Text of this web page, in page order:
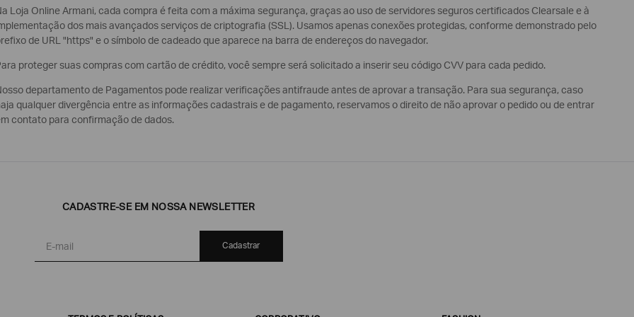
Loja Online Armani, cada compra é feita com a máxima segurança, graças ao uso de servidores seguros certificados Clearsale e à
dos mais avançados serviços de criptografia (SSL). Usamos apenas conexões protegidas, conforme demonstrado pelo
de URL "https" e o símbolo de cadeado que aparece na barra de endereços do navegador.
proteger suas compras com cartão de crédito, você sempre será solicitado a inserir seu código CVV para cada pedido.
departamento de Pagamentos pode realizar verificações antifraude antes de aprovar a transação. Para sua segurança, caso
qualquer divergência entre as informações cadastrais e de pagamento, reservamos o direito de não aprovar o pedido ou de entrar
contato para confirmação de dados.
CADASTRE-SE EM NOSSA NEWSLETTER
Cadastrar